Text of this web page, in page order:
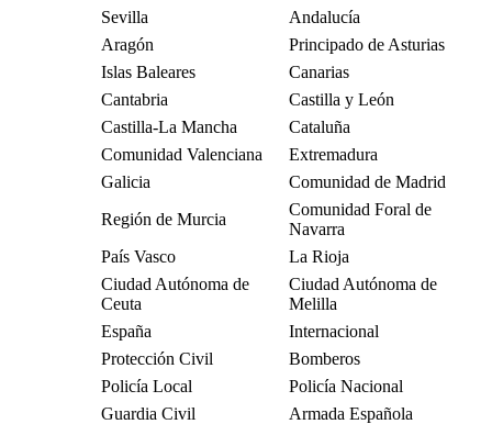
Sevilla
Andalucía
Aragón
Principado de Asturias
Islas Baleares
Canarias
Cantabria
Castilla y León
Castilla-La Mancha
Cataluña
Comunidad Valenciana
Extremadura
Galicia
Comunidad de Madrid
Región de Murcia
Comunidad Foral de
Navarra
País Vasco
La Rioja
Ciudad Autónoma de
Ceuta
Ciudad Autónoma de
Melilla
España
Internacional
Protección Civil
Bomberos
Policía Local
Policía Nacional
Guardia Civil
Armada Española